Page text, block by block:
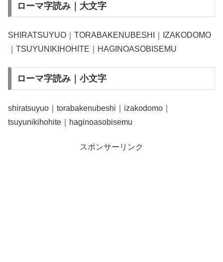
ローマ字読み｜大文字
SHIRATSUYUO｜TORABAKENUBESHI｜IZAKODOMO
｜TSUYUNIKIHOHITE｜HAGINOASOBISEMU
ローマ字読み｜小文字
shiratsuyuo｜torabakenubeshi｜izakodomo｜
tsuyunikihohite｜haginoasobisemu
スポンサーリンク